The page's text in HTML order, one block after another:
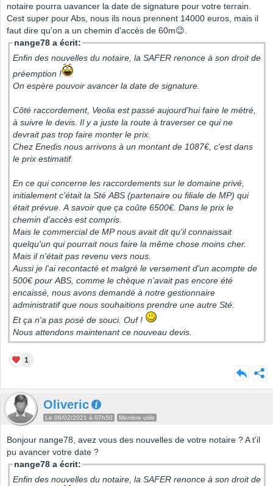
notaire pourra uavancer la date de signature pour votre terrain.
Cest super pour Abs, nous ils nous prennent 14000 euros, mais il
faut dire qu'on a un chemin d'accès de 60m😉.
nange78 a écrit:
Enfin des nouvelles du notaire, la SAFER renonce à son droit de
préemption !
On espère pouvoir avancer la date de signature.
Côté raccordement, Veolia est passé aujourd'hui faire le métré,
à suivre le devis. Il y a juste la route à traverser ce qui ne
devrait pas trop faire monter le prix.
Chez Enedis nous arrivons à un montant de 1087€, c'est dans
le prix estimatif.
En ce qui concerne les raccordements sur le domaine privé,
initialement c'était la Sté ABS (partenaire ou filiale de MP) qui
était prévue. A savoir que ça coûte 6500€. Dans le prix le
chemin d'accès est compris.
Mais le commercial de MP nous avait dit qu'il connaissait
quelqu'un qui pourrait nous faire la même chose moins cher.
Mais il n'était pas revenu vers nous.
Aussi je l'ai recontacté et malgré le versement d'un acompte de
500€ pour ABS, comme le chèque n'avait pas encore été
encaissé, nous avons demandé à notre gestionnaire
administratif que nous souhaitions prendre une autre Sté.
Et ça n'a pas posé de souci. Ouf !
Nous attendons maintenant ce nouveau devis.
1
Oliveric
Le 06/02/2021 à 07h50 Membre utile
Bonjour nange78, avez vous des nouvelles de votre notaire ? A t'il
pu avancer votre date ?
nange78 a écrit:
Enfin des nouvelles du notaire, la SAFER renonce à son droit de